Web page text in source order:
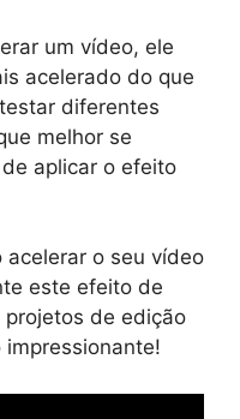
um vídeo, ele
acelerado do que
diferentes
melhor se
aplicar o efeito
acelerar o seu vídeo
este efeito de
projetos de edição